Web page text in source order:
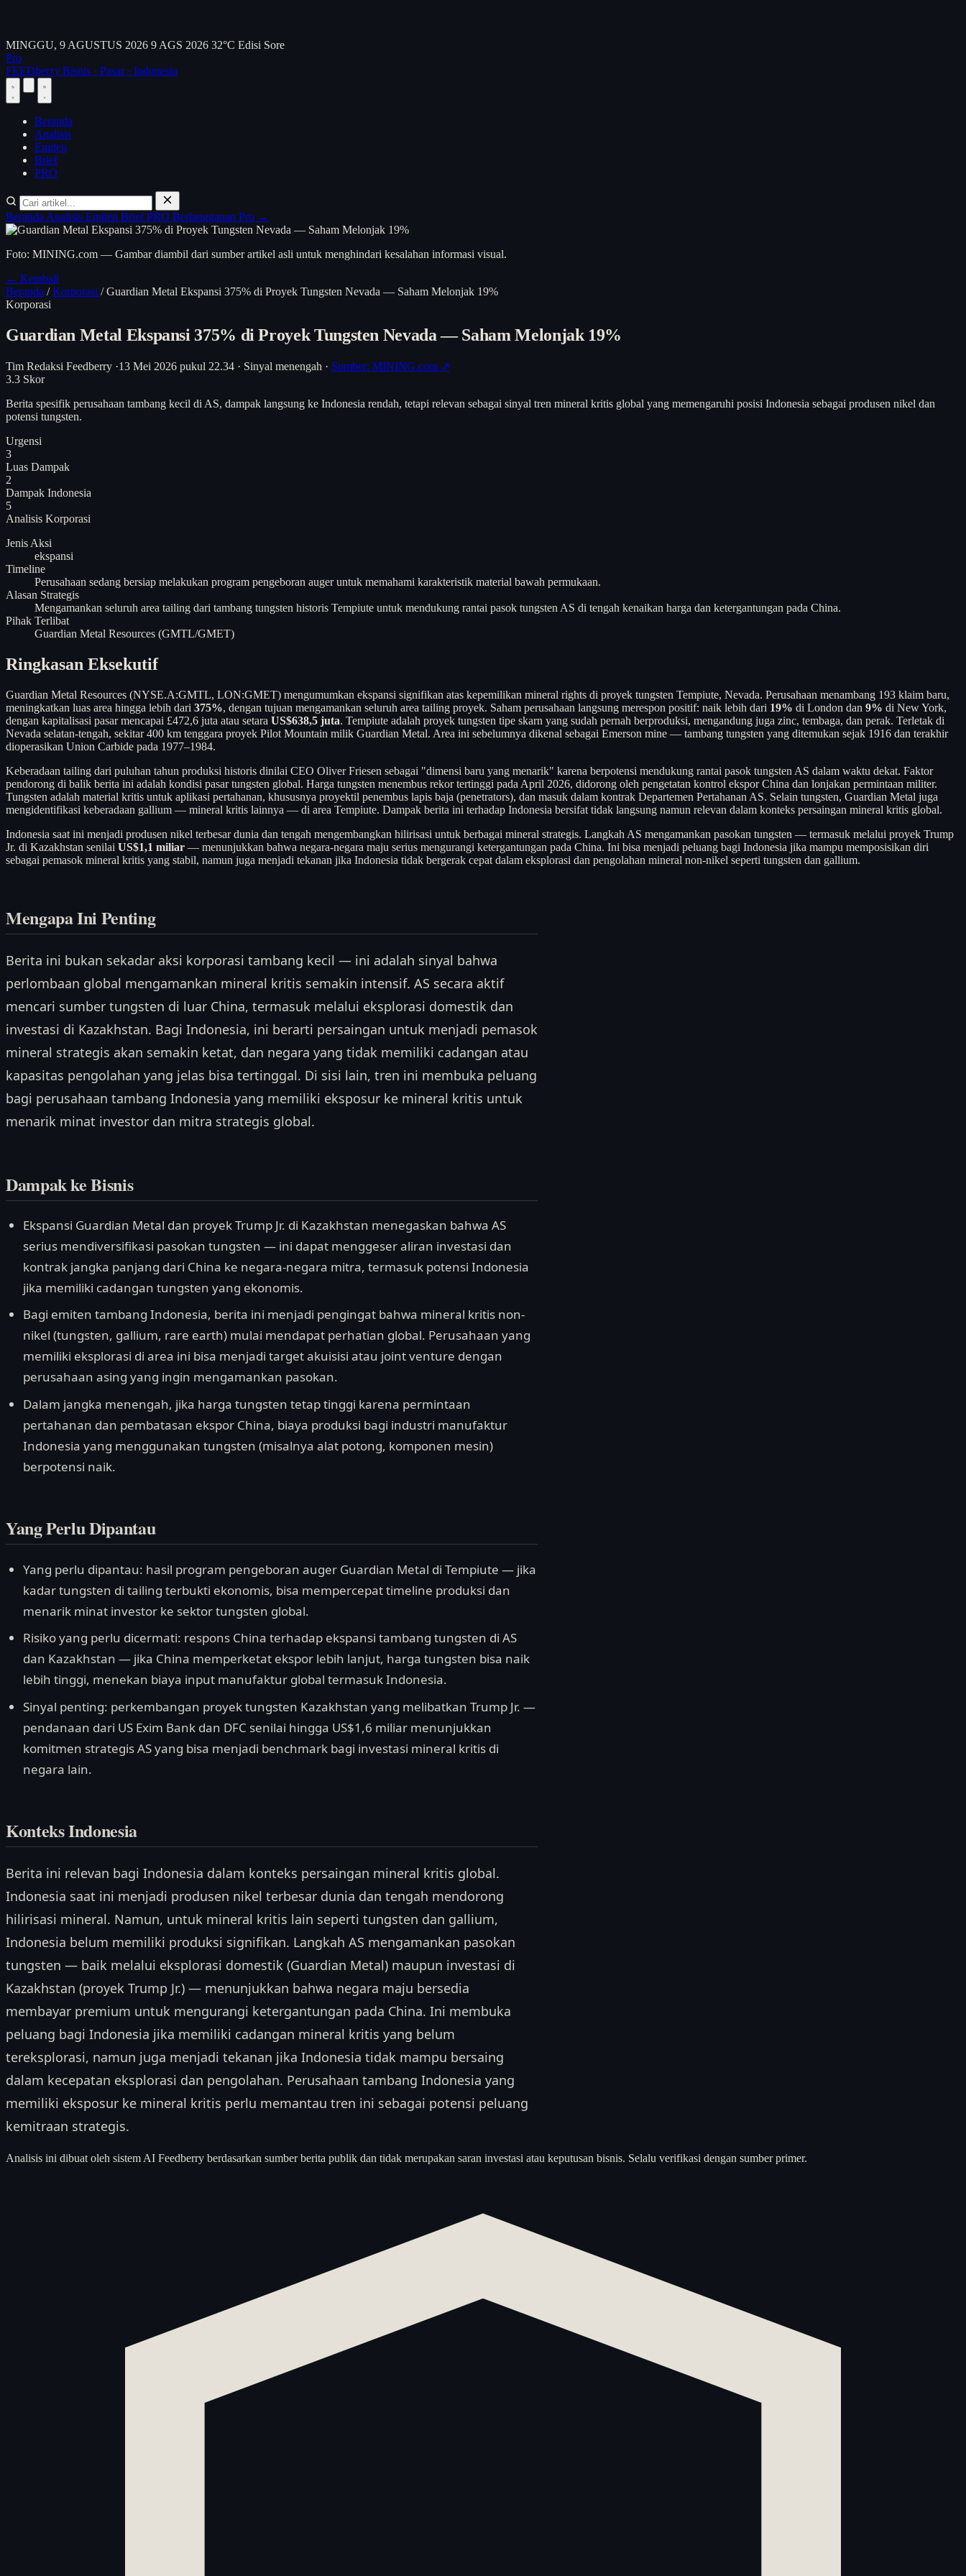
MINGGU, 9 AGUSTUS 2026 9 AGS 2026 32°C Edisi Sore
Pro
FEEDberry Bisnis · Pasar · Indonesia
Beranda
Analisis
Emiten
Brief
PRO
Beranda Analisis Emiten BriefPRO Berlangganan Pro →
Foto: MINING.com — Gambar diambil dari sumber artikel asli untuk menghindari kesalahan informasi visual.
← Kembali
Beranda / Korporasi / Guardian Metal Ekspansi 375% di Proyek Tungsten Nevada — Saham Melonjak 19%
Korporasi
Guardian Metal Ekspansi 375% di Proyek Tungsten Nevada — Saham Melonjak 19%
Tim Redaksi Feedberry ·13 Mei 2026 pukul 22.34 · Sinyal menengah · Sumber: MINING.com ↗
3.3 Skor
Berita spesifik perusahaan tambang kecil di AS, dampak langsung ke Indonesia rendah, tetapi relevan sebagai sinyal tren mineral kritis global yang memengaruhi posisi Indonesia sebagai produsen nikel dan
potensi tungsten.
Urgensi
3
Luas Dampak
2
Dampak Indonesia
5
Analisis Korporasi
Jenis Aksi
ekspansi
Timeline
Perusahaan sedang bersiap melakukan program pengeboran auger untuk memahami karakteristik material bawah permukaan.
Alasan Strategis
Mengamankan seluruh area tailing dari tambang tungsten historis Tempiute untuk mendukung rantai pasok tungsten AS di tengah kenaikan harga dan ketergantungan pada China.
Pihak Terlibat
Guardian Metal Resources (GMTL/GMET)
Ringkasan Eksekutif
Guardian Metal Resources (NYSE.A:GMTL, LON:GMET) mengumumkan ekspansi signifikan atas kepemilikan mineral rights di proyek tungsten Tempiute, Nevada. Perusahaan menambang 193 klaim baru,
meningkatkan luas area hingga lebih dari 375%, dengan tujuan mengamankan seluruh area tailing proyek. Saham perusahaan langsung merespon positif: naik lebih dari 19% di London dan 9% di New York,
dengan kapitalisasi pasar mencapai £472,6 juta atau setara US$638,5 juta. Tempiute adalah proyek tungsten tipe skarn yang sudah pernah berproduksi, mengandung juga zinc, tembaga, dan perak. Terletak di
Nevada selatan-tengah, sekitar 400 km tenggara proyek Pilot Mountain milik Guardian Metal. Area ini sebelumnya dikenal sebagai Emerson mine — tambang tungsten yang ditemukan sejak 1916 dan terakhir
dioperasikan Union Carbide pada 1977–1984.
Keberadaan tailing dari puluhan tahun produksi historis dinilai CEO Oliver Friesen sebagai "dimensi baru yang menarik" karena berpotensi mendukung rantai pasok tungsten AS dalam waktu dekat. Faktor
pendorong di balik berita ini adalah kondisi pasar tungsten global. Harga tungsten menembus rekor tertinggi pada April 2026, didorong oleh pengetatan kontrol ekspor China dan lonjakan permintaan militer.
Tungsten adalah material kritis untuk aplikasi pertahanan, khususnya proyektil penembus lapis baja (penetrators), dan masuk dalam kontrak Departemen Pertahanan AS. Selain tungsten, Guardian Metal juga
mengidentifikasi keberadaan gallium — mineral kritis lainnya — di area Tempiute. Dampak berita ini terhadap Indonesia bersifat tidak langsung namun relevan dalam konteks persaingan mineral kritis global.
Indonesia saat ini menjadi produsen nikel terbesar dunia dan tengah mengembangkan hilirisasi untuk berbagai mineral strategis. Langkah AS mengamankan pasokan tungsten — termasuk melalui proyek Trump
Jr. di Kazakhstan senilai US$1,1 miliar — menunjukkan bahwa negara-negara maju serius mengurangi ketergantungan pada China. Ini bisa menjadi peluang bagi Indonesia jika mampu memposisikan diri
sebagai pemasok mineral kritis yang stabil, namun juga menjadi tekanan jika Indonesia tidak bergerak cepat dalam eksplorasi dan pengolahan mineral non-nikel seperti tungsten dan gallium.
Mengapa Ini Penting
Berita ini bukan sekadar aksi korporasi tambang kecil — ini adalah sinyal bahwa
perlombaan global mengamankan mineral kritis semakin intensif. AS secara aktif
mencari sumber tungsten di luar China, termasuk melalui eksplorasi domestik dan
investasi di Kazakhstan. Bagi Indonesia, ini berarti persaingan untuk menjadi pemasok
mineral strategis akan semakin ketat, dan negara yang tidak memiliki cadangan atau
kapasitas pengolahan yang jelas bisa tertinggal. Di sisi lain, tren ini membuka peluang
bagi perusahaan tambang Indonesia yang memiliki eksposur ke mineral kritis untuk
menarik minat investor dan mitra strategis global.
Dampak ke Bisnis
Ekspansi Guardian Metal dan proyek Trump Jr. di Kazakhstan menegaskan bahwa AS
serius mendiversifikasi pasokan tungsten — ini dapat menggeser aliran investasi dan
kontrak jangka panjang dari China ke negara-negara mitra, termasuk potensi Indonesia
jika memiliki cadangan tungsten yang ekonomis.
Bagi emiten tambang Indonesia, berita ini menjadi pengingat bahwa mineral kritis non-
nikel (tungsten, gallium, rare earth) mulai mendapat perhatian global. Perusahaan yang
memiliki eksplorasi di area ini bisa menjadi target akuisisi atau joint venture dengan
perusahaan asing yang ingin mengamankan pasokan.
Dalam jangka menengah, jika harga tungsten tetap tinggi karena permintaan
pertahanan dan pembatasan ekspor China, biaya produksi bagi industri manufaktur
Indonesia yang menggunakan tungsten (misalnya alat potong, komponen mesin)
berpotensi naik.
Yang Perlu Dipantau
Yang perlu dipantau: hasil program pengeboran auger Guardian Metal di Tempiute — jika
kadar tungsten di tailing terbukti ekonomis, bisa mempercepat timeline produksi dan
menarik minat investor ke sektor tungsten global.
Risiko yang perlu dicermati: respons China terhadap ekspansi tambang tungsten di AS
dan Kazakhstan — jika China memperketat ekspor lebih lanjut, harga tungsten bisa naik
lebih tinggi, menekan biaya input manufaktur global termasuk Indonesia.
Sinyal penting: perkembangan proyek tungsten Kazakhstan yang melibatkan Trump Jr. —
pendanaan dari US Exim Bank dan DFC senilai hingga US$1,6 miliar menunjukkan
komitmen strategis AS yang bisa menjadi benchmark bagi investasi mineral kritis di
negara lain.
Konteks Indonesia
Berita ini relevan bagi Indonesia dalam konteks persaingan mineral kritis global.
Indonesia saat ini menjadi produsen nikel terbesar dunia dan tengah mendorong
hilirisasi mineral. Namun, untuk mineral kritis lain seperti tungsten dan gallium,
Indonesia belum memiliki produksi signifikan. Langkah AS mengamankan pasokan
tungsten — baik melalui eksplorasi domestik (Guardian Metal) maupun investasi di
Kazakhstan (proyek Trump Jr.) — menunjukkan bahwa negara maju bersedia
membayar premium untuk mengurangi ketergantungan pada China. Ini membuka
peluang bagi Indonesia jika memiliki cadangan mineral kritis yang belum
tereksplorasi, namun juga menjadi tekanan jika Indonesia tidak mampu bersaing
dalam kecepatan eksplorasi dan pengolahan. Perusahaan tambang Indonesia yang
memiliki eksposur ke mineral kritis perlu memantau tren ini sebagai potensi peluang
kemitraan strategis.
Analisis ini dibuat oleh sistem AI Feedberry berdasarkan sumber berita publik dan tidak merupakan saran investasi atau keputusan bisnis. Selalu verifikasi dengan sumber primer.